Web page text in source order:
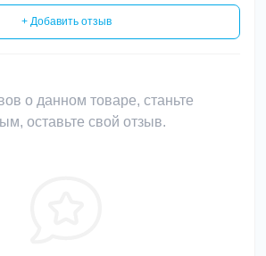
+ Добавить отзыв
о данном товаре, станьте
оставьте свой отзыв.